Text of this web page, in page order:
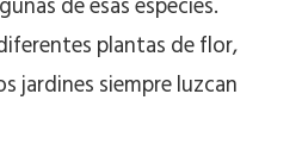
plantas de flor,
jardines siempre luzcan